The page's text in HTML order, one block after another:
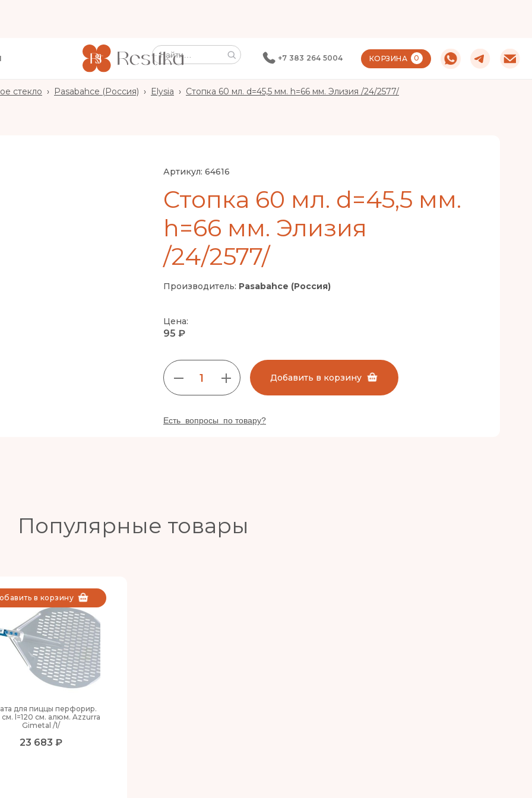
+7 383 264 5004 КОРЗИНА 0
стекло › Pasabahce (Россия) › Elysia › Стопка 60 мл. d=45,5 мм. h=66 мм. Элизия /24/2577/
Артикул: 64616
Стопка 60 мл. d=45,5 мм.
h=66 мм. Элизия
/24/2577/
Производитель: Pasabahce (Россия)
Цена:
95 ₽
1 Добавить в корзину
Есть вопросы по товару?
Популярные товары
для пиццы перфорир.
см. l=120 см. алюм. Azzurra
Gimetal /1/
23 683 ₽
в корзину